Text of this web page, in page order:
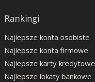
Rankingi
Najlepsze konta osobiste
Najlepsze konta firmowe
Najlepsze karty kredytowe
Najlepsze lokaty bankowe